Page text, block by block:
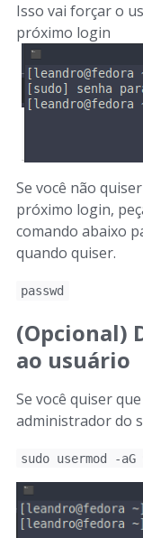
Isso vai forçar o
próximo login
Se você não
próximo login,
comando abaixo
quando quiser.
passwd
(Opcional)
ao usuário
Se você quiser
administrador do
sudo usermod -